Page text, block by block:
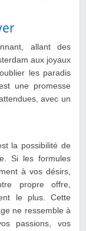
allant des
aux joyaux
les paradis
une promesse
avec un
la possibilité de
Si les formules
à vos désirs,
propre offre,
le plus. Cette
ne ressemble à
passions, vos